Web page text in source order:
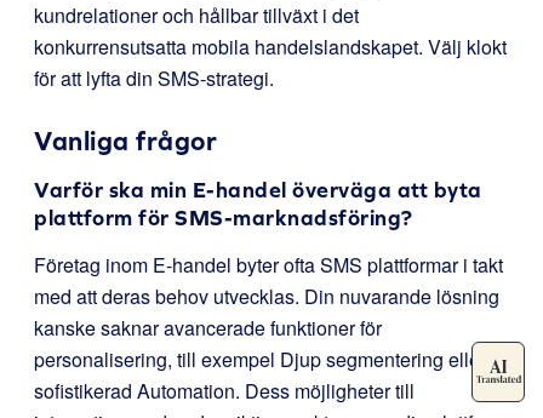
kundrelationer och hållbar tillväxt i det
konkurrensutsatta mobila handelslandskapet. Välj klokt
för att lyfta din SMS-strategi.
Vanliga frågor
Varför ska min E-handel överväga att byta
plattform för SMS-marknadsföring?
Företag inom E-handel byter ofta SMS plattformar i takt
med att deras behov utvecklas. Din nuvarande lösning
kanske saknar avancerade funktioner för
personalisering, till exempel Djup segmentering eller
sofistikerad Automation. Dess möjligheter till